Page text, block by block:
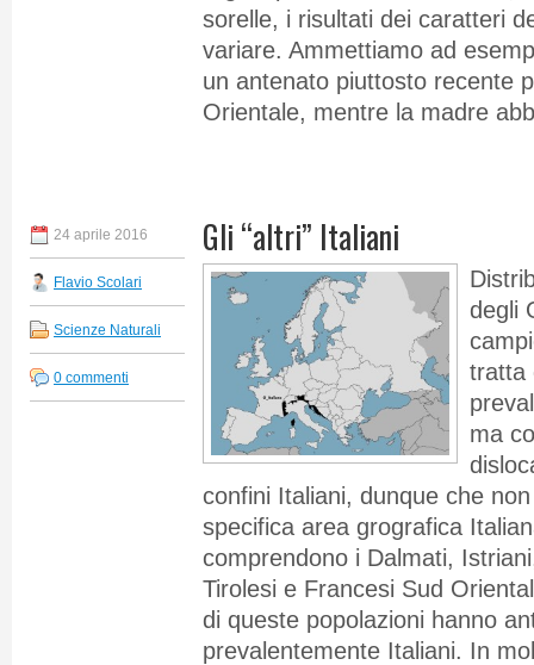
sorelle, i risultati dei caratteri
variare. Ammettiamo ad
un antenato piuttosto recente
Orientale, mentre la madre
24 aprile 2016
Flavio Scolari
Scienze Naturali
0 commenti
Gli “altri” Italiani
degli
tratta
ma
confini Italiani, dunque che
specifica area grografica
comprendono i Dalmati,
Tirolesi e Francesi Sud
di queste popolazioni hanno
prevalentemente Italiani. In